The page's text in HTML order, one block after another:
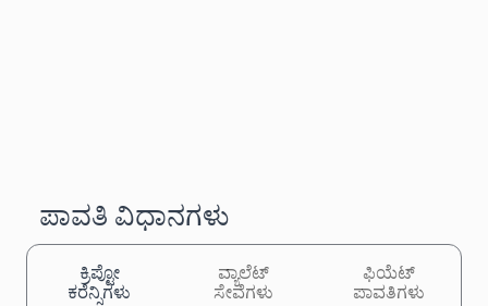
ಪಾವತಿ ವಿಧಾನಗಳು
ಕ್ರಿಪ್ಟೋ
ಕರೆನ್ಸಿಗಳು
ವ್ಯಾಲೆಟ್
ಸೇವೆಗಳು
ಫಿಯೆಟ್
ಪಾವತಿಗಳು